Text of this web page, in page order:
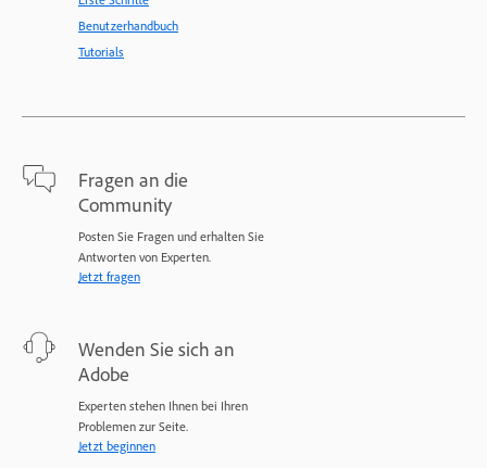
Benutzerhandbuch
Tutorials
Fragen an die
Community
Posten Sie Fragen und erhalten Sie
Antworten von Experten.
Jetzt fragen
Wenden Sie sich an
Adobe
Experten stehen Ihnen bei Ihren
Problemen zur Seite.
Jetzt beginnen